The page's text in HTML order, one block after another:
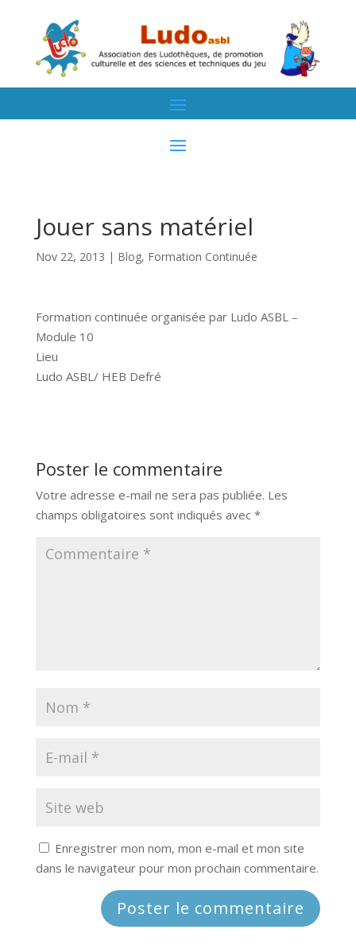
Jouer sans matériel
Nov 22, 2013 | Blog, Formation Continuée
Formation continuée organisée par Ludo ASBL –
Module 10
Lieu
Ludo ASBL/ HEB Defré
Poster le commentaire
Votre adresse e-mail ne sera pas publiée. Les
champs obligatoires sont indiqués avec *
Enregistrer mon nom, mon e-mail et mon site
dans le navigateur pour mon prochain commentaire.